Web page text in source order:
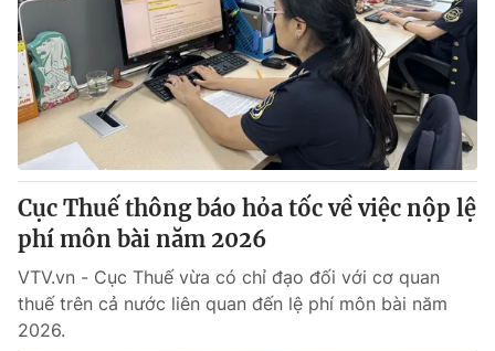
Cục Thuế thông báo hỏa tốc về việc nộp lệ
phí môn bài năm 2026
VTV.vn - Cục Thuế vừa có chỉ đạo đối với cơ quan
thuế trên cả nước liên quan đến lệ phí môn bài năm
2026.